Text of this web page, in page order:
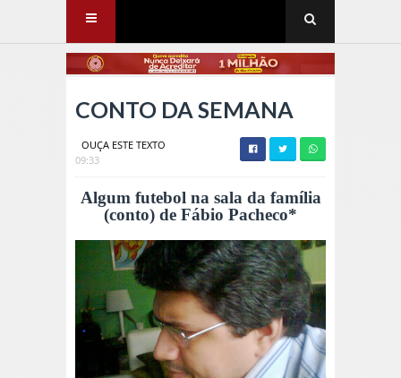
CONTO DA SEMANA
OUÇA ESTE TEXTO
09:33
Algum futebol na sala da família
(conto) de Fábio Pacheco*